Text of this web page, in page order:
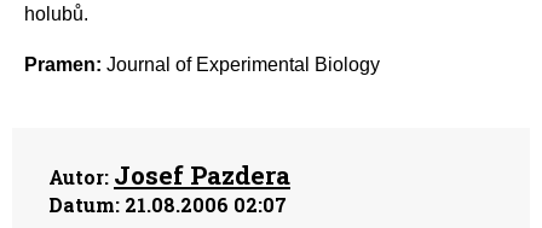
holubů.
Pramen: Journal of Experimental Biology
Autor: Josef Pazdera
Datum: 21.08.2006 02:07